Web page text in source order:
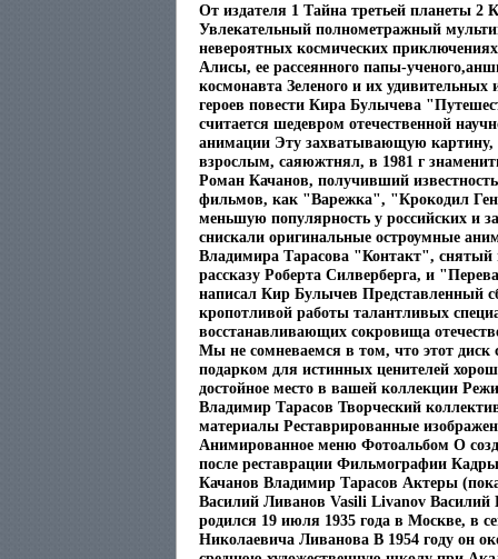
От издателя 1 Тайна третьей планеты 2
Увлекательный полнометражный
невероятных космических
Алисы, ее рассеянного папы-
космонавта Зеленого и их удивительных
героев повести Кира Булычева
считается шедевром отечественной
анимации Эту захватывающую
взрослым, саяюжтнял, в 1981 г
Роман Качанов, получивший
фильмов, как "Варежка", "Крокодил
меньшую популярность у российских и
снискали оригинальные остроумные
Владимира Тарасова "Контакт", снятый
рассказу Роберта Силверберга, и
написал Кир Булычев Представленный
кропотливой работы талантливых
восстанавливающих сокровища
Мы не сомневаемся в том, что этот диск
подарком для истинных ценителей
достойное место в вашей коллекции
Владимир Тарасов Творческий
материалы Реставрированные
Анимированное меню Фотоальбом О
после реставрации Фильмографии
Качанов Владимир Тарасов Актеры
Василий Ливанов Vasili Livanov Василий
родился 19 июля 1935 года в Москве, в
Николаевича Ливанова В 1954 году он